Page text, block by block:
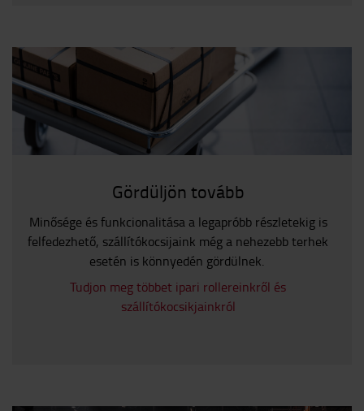
Gördüljön tovább
Minősége és funkcionalitása a legapróbb részletekig is
felfedezhető, szállítókocsijaink még a nehezebb terhek
esetén is könnyedén gördülnek.
Tudjon meg többet ipari rollereinkről és
szállítókocsikjainkról